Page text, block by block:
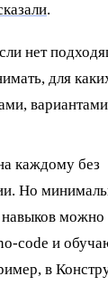
.
нет
для
вариантами
каждому без
Но
можно
code и
в